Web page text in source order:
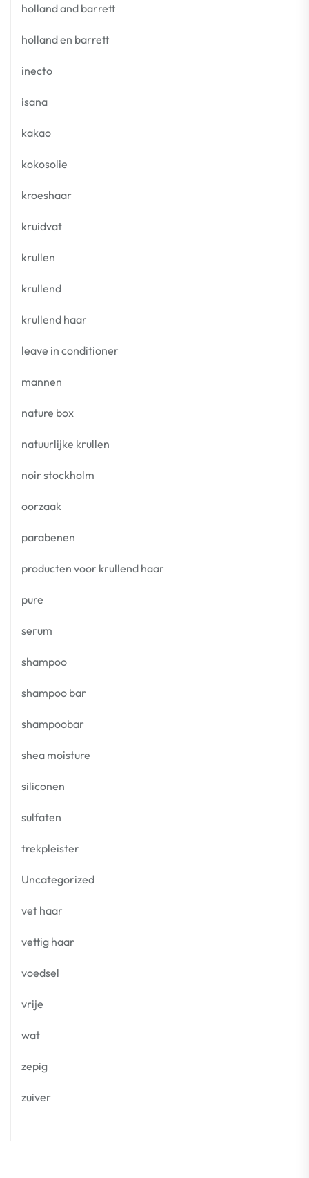
holland and barrett
holland en barrett
inecto
isana
kakao
kokosolie
kroeshaar
kruidvat
krullen
krullend
krullend haar
leave in conditioner
mannen
nature box
natuurlijke krullen
noir stockholm
oorzaak
parabenen
producten voor krullend haar
pure
serum
shampoo
shampoo bar
shampoobar
shea moisture
siliconen
sulfaten
trekpleister
Uncategorized
vet haar
vettig haar
voedsel
vrije
wat
zepig
zuiver